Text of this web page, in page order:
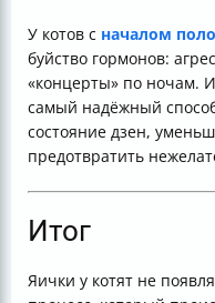
У котов с началом
буйство гормонов:
«концерты» по ночам.
самый надёжный
состояние дзен,
предотвратить
Итог
Яички у котят не